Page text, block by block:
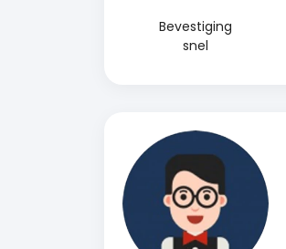
Bevestiging
snel